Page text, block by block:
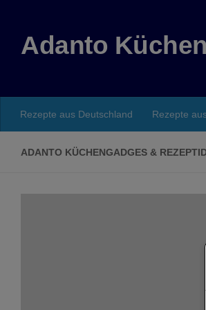
Adanto
Rezepte aus Deutschland Rezepte
ADANTO KÜCHENGADGES &